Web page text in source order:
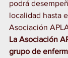
podrá
localidad hasta
Asociación
La Asociación
grupo de